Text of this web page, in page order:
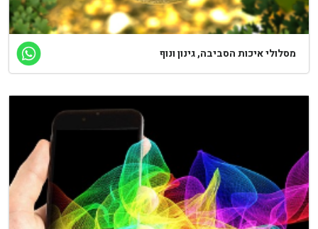
איכות הסביבה, גינון ונוף